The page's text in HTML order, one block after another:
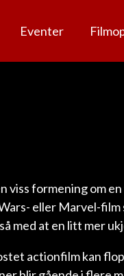
Eventer
viss formening om
eller Marvel-
med at en litt mer
actionfilm kan